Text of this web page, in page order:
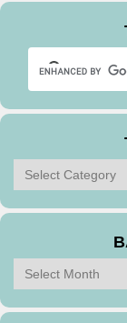
Tìm
theo
Thể
Bài
Lưu
Theo